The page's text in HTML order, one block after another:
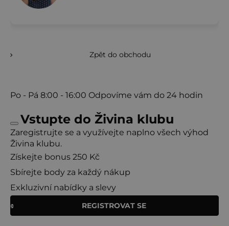
Zpět do obchodu
Po - Pá 8:00 - 16:00 Odpovíme vám do 24 hodin
Vstupte do Živina klubu
Zaregistrujte se a využívejte naplno všech výhod
Živina klubu.
Získejte bonus 250 Kč
Sbírejte body za každý nákup
Exkluzivní nabídky a slevy
REGISTROVAT SE